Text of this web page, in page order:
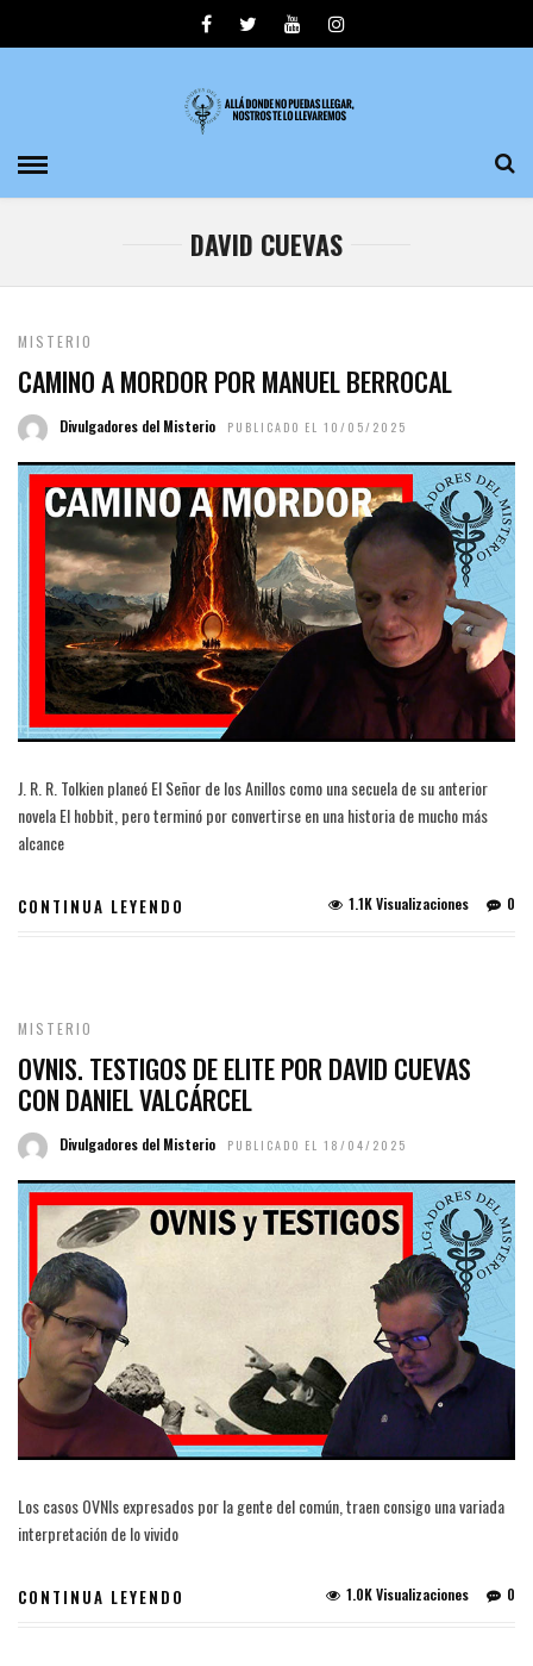
DAVID CUEVAS
MISTERIO
CAMINO A MORDOR POR MANUEL BERROCAL
Divulgadores del Misterio PUBLICADO EL 10/05/2025
J. R. R. Tolkien planeó El Señor de los Anillos como una secuela de su anterior
novela El hobbit, pero terminó por convertirse en una historia de mucho más
alcance
CONTINUA LEYENDO 0
1.1K Visualizaciones
MISTERIO
OVNIS. TESTIGOS DE ELITE POR DAVID CUEVAS
CON DANIEL VALCÁRCEL
Divulgadores del Misterio PUBLICADO EL 18/04/2025
Los casos OVNIs expresados por la gente del común, traen consigo una variada
interpretación de lo vivido
CONTINUA LEYENDO 0
1.0K Visualizaciones